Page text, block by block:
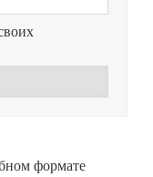
формате